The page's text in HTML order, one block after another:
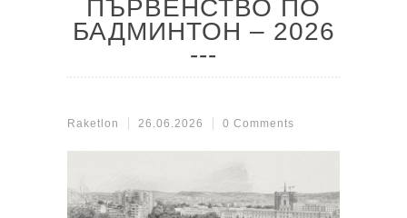
ПЪРВЕНСТВО ПО
БАДМИНТОН – 2026
Raketlon 26.06.2026 0 Comments